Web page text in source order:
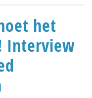
het
Interview